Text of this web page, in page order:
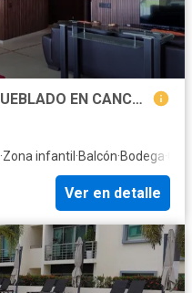
RENTA DEPARTAMENTO AMUEBLADO EN CANCUN TOWERS
·Zona infantil ·Balcón·Bodega
Ver en detalle